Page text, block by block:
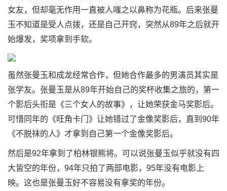
女友，但却毫无作用一直被人嗤之以鼻称为花瓶。后来张曼
玉不知道是受人点拨，还是自己开窍，突然从89年之后就开
始爆发，奖项拿到手软。
虽然张曼玉和成龙经常合作，但她合作最多的男演员其实是
张学友。张曼玉是从89年开始自己的奖杯收集之旅的，第一
个影后头衔是《三个女人的故事》，让她荣获金马奖影后。
可惜同年的《旺角卡门》让她错过了金像奖影后，直到90年
《不脱袜的人》才拿到自己第一个金像奖影后。
然后是92年拿到了柏林银熊将。可以说张曼玉似乎就没有四
大皆空的年份，94年只拍了两部电影，95年没有电影上
映。这也是张曼玉好不容易没有拿奖的年份。